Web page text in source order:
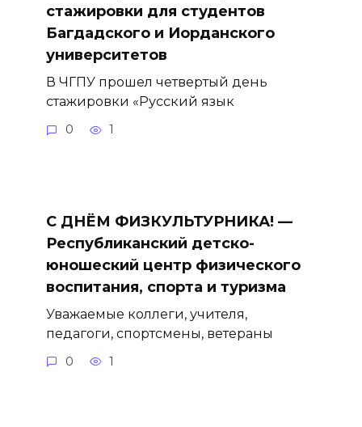
стажировки для студентов
Багдадского и Иорданского
университетов
В ЧГПУ прошел четвертый день
стажировки «Русский язык
0 1
С ДНЁМ ФИЗКУЛЬТУРНИКА! —
Республиканский детско-
юношеский центр физического
воспитания, спорта и туризма
Уважаемые коллеги, учителя,
педагоги, спортсмены, ветераны
0 1